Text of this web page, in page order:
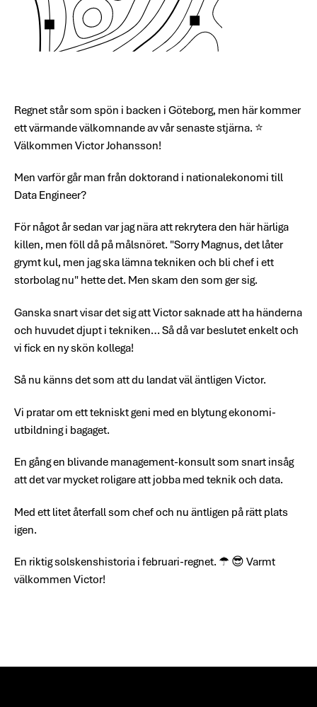
Regnet står som spön i backen i Göteborg, men här kommer
ett värmande välkomnande av vår senaste stjärna. ⭐
Välkommen Victor Johansson!
Men varför går man från doktorand i nationalekonomi till
Data Engineer?
För något år sedan var jag nära att rekrytera den här härliga
killen, men föll då på målsnöret. "Sorry Magnus, det låter
grymt kul, men jag ska lämna tekniken och bli chef i ett
storbolag nu" hette det. Men skam den som ger sig.
Ganska snart visar det sig att Victor saknade att ha händerna
och huvudet djupt i tekniken… Så då var beslutet enkelt och
vi fick en ny skön kollega!
Så nu känns det som att du landat väl äntligen Victor.
Vi pratar om ett tekniskt geni med en blytung ekonomi-
utbildning i bagaget.
En gång en blivande management-konsult som snart insåg
att det var mycket roligare att jobba med teknik och data.
Med ett litet återfall som chef och nu äntligen på rätt plats
igen.
En riktig solskenshistoria i februari-regnet. ☂ 😎 Varmt
välkommen Victor!
Footer